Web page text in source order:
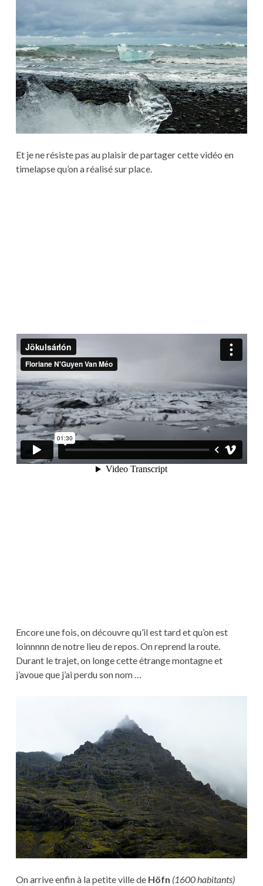
Et je ne résiste pas au plaisir de partager cette vidéo en
timelapse qu’on a réalisé sur place.
Encore une fois, on découvre qu’il est tard et qu’on est
loinnnnn de notre lieu de repos. On reprend la route.
Durant le trajet, on longe cette étrange montagne et
j’avoue que j’ai perdu son nom …
On arrive enfin à la petite ville de Höfn (1600 habitants)